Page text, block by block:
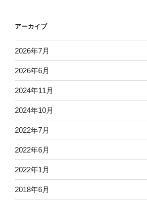
アーカイブ
2026年7月
2026年6月
2024年11月
2024年10月
2022年7月
2022年6月
2022年1月
2018年6月